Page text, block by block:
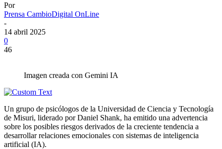
Por
Prensa CambioDigital OnLine
-
14 abril 2025
0
46
Imagen creada con Gemini IA
Un grupo de psicólogos de la Universidad de Ciencia y Tecnología
de Misuri, liderado por Daniel Shank, ha emitido una advertencia
sobre los posibles riesgos derivados de la creciente tendencia a
desarrollar relaciones emocionales con sistemas de inteligencia
artificial (IA).